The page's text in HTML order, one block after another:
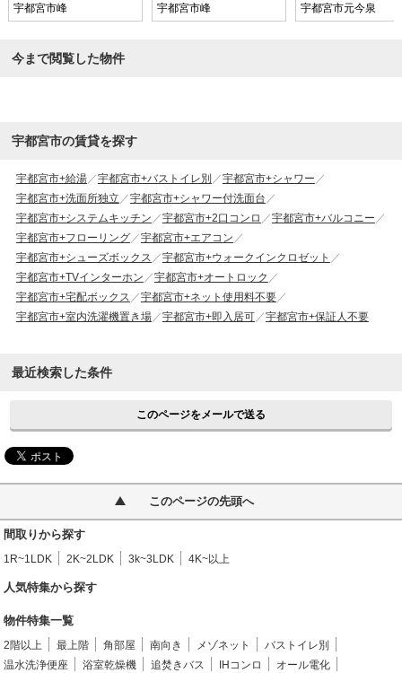
宇都宮市峰
宇都宮市峰
宇都宮市元今泉
今まで閲覧した物件
宇都宮市の賃貸を探す
宇都宮市+給湯 宇都宮市+バストイレ別
宇都宮市+シャワー
宇都宮市+洗面所独立
宇都宮市+シャワー付洗面台
宇都宮市+システムキッチン
宇都宮市+2口コンロ
宇都宮市+バルコニー
宇都宮市+フローリング
宇都宮市+エアコン
宇都宮市+シューズボックス
宇都宮市+ウォークインクロゼット
宇都宮市+TVインターホン
宇都宮市+オートロック
宇都宮市+宅配ボックス
宇都宮市+ネット使用料不要
宇都宮市+室内洗濯機置き場
宇都宮市+即入居可 宇都宮市+保証人不要
最近検索した条件
このページをメールで送る
このページの先頭へ
間取りから探す
1R~1LDK 2K~2LDK 3k~3LDK 4K~以上
人気特集から探す
物件特集一覧
2階以上 最上階 角部屋 南向き メゾネット
バストイレ別
温水洗浄便座
浴室乾燥機 追焚きバス IHコンロ
オール電化